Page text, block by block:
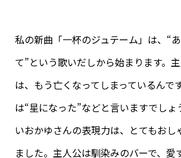
私の新曲「一杯のジュテーム」は、“
て”という歌いだしから始まります。
は、もう亡くなってしまっているんで
は“星になった”などと言いますでしょ
いおかゆさんの表現力は、とてもおし
ました。主人公は馴染みのバーで、愛